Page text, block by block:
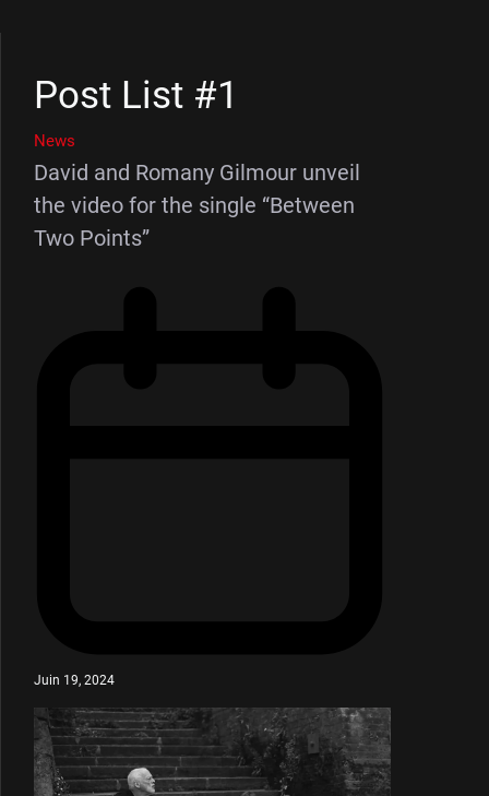
Post List #1
News
David and Romany Gilmour unveil
the video for the single “Between
Two Points”
Juin 19, 2024